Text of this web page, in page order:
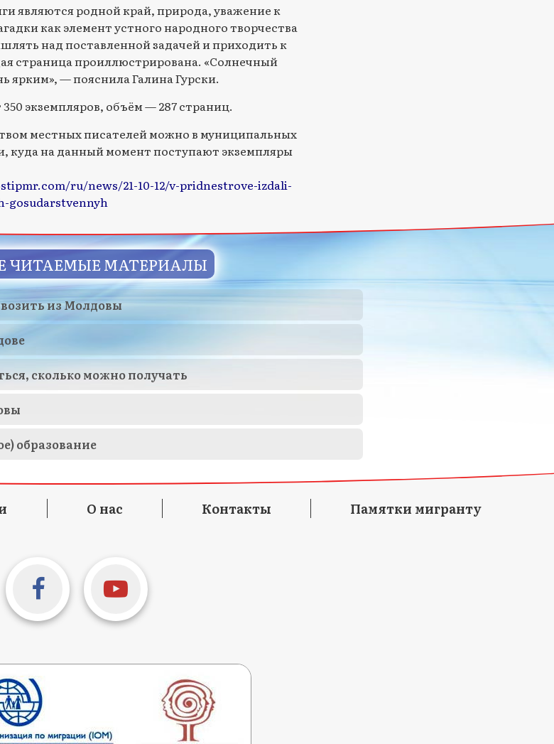
являются родной край, природа, уважение к
как элемент устного народного творчества
над поставленной задачей и приходить к
страница проиллюстрирована. «Солнечный
ярким», — пояснила Галина Гурски.
экземпляров, объём — 287 страниц.
местных писателей можно в муниципальных
куда на данный момент поступают экземпляры
ru/news/21-10-12/v-pridnestrove-izdali-
gosudarstvennyh
ЧИТАЕМЫЕ МАТЕРИАЛЫ
из Молдовы
сколько можно получать
образование
О нас Контакты Памятки мигранту